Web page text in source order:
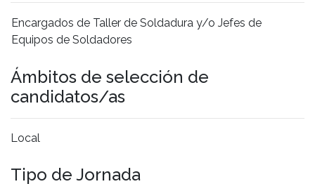
Encargados de Taller de Soldadura y/o Jefes de
Equipos de Soldadores
Ámbitos de selección de
candidatos/as
Local
Tipo de Jornada